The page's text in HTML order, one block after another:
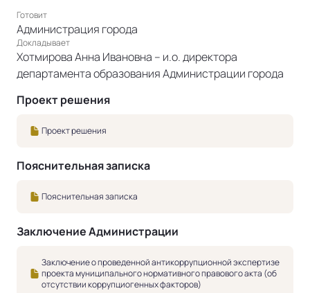
Готовит
Администрация города
Докладывает
Хотмирова Анна Ивановна – и.о. директора
департамента образования Администрации города
Проект решения
Проект решения
Пояснительная записка
Пояснительная записка
Заключение Администрации
Заключение о проведенной антикоррупционной экспертизе
проекта муниципального нормативного правового акта (об
отсутствии коррупциогенных факторов)